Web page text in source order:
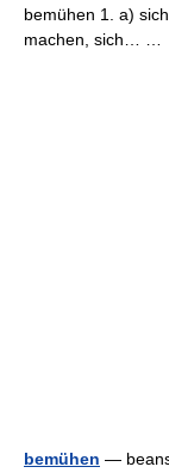
bemühen 1. a)
machen, sich… …
bemühen —